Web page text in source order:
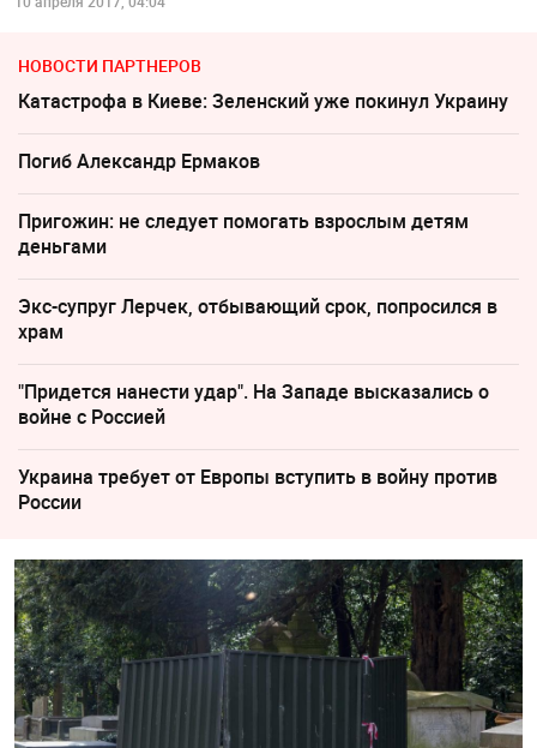
НОВОСТИ ПАРТНЕРОВ
Катастрофа в Киеве: Зеленский уже покинул Украину
Погиб Александр Ермаков
Пригожин: не следует помогать взрослым детям
деньгами
Экс-супруг Лерчек, отбывающий срок, попросился в
храм
"Придется нанести удар". На Западе высказались о
войне с Россией
Украина требует от Европы вступить в войну против
России